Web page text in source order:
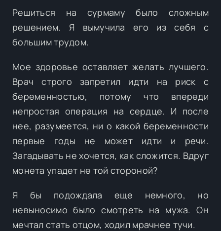
Решиться на сурмаму было сложным
решением. Я вымучила его из себя с
большим трудом.
Мое здоровье оставляет желать лучшего.
Врач строго запретил идти на риск с
беременностью, потому что впереди
непростая операция на сердце. И после
нее, разумеется, ни о какой беременности
первые годы не может идти и речи.
Загадывать не хочется, как сложится. Вдруг
монета упадет не той стороной?
Я бы подождала еще немного, но
невыносимо было смотреть на мужа. Он
мечтал стать отцом, ходил мрачнее тучи.